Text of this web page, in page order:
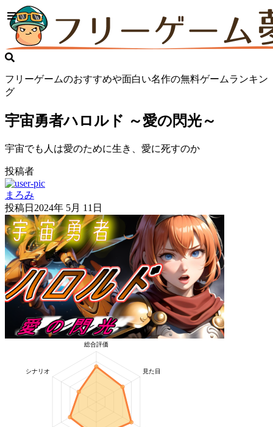
フリーゲームのおすすめや面白い名作の無料ゲームランキン
グ
宇宙勇者ハロルド ～愛の閃光～
宇宙でも人は愛のために生き、愛に死すのか
投稿者
まろみ
投稿日 2024年 5月 11日